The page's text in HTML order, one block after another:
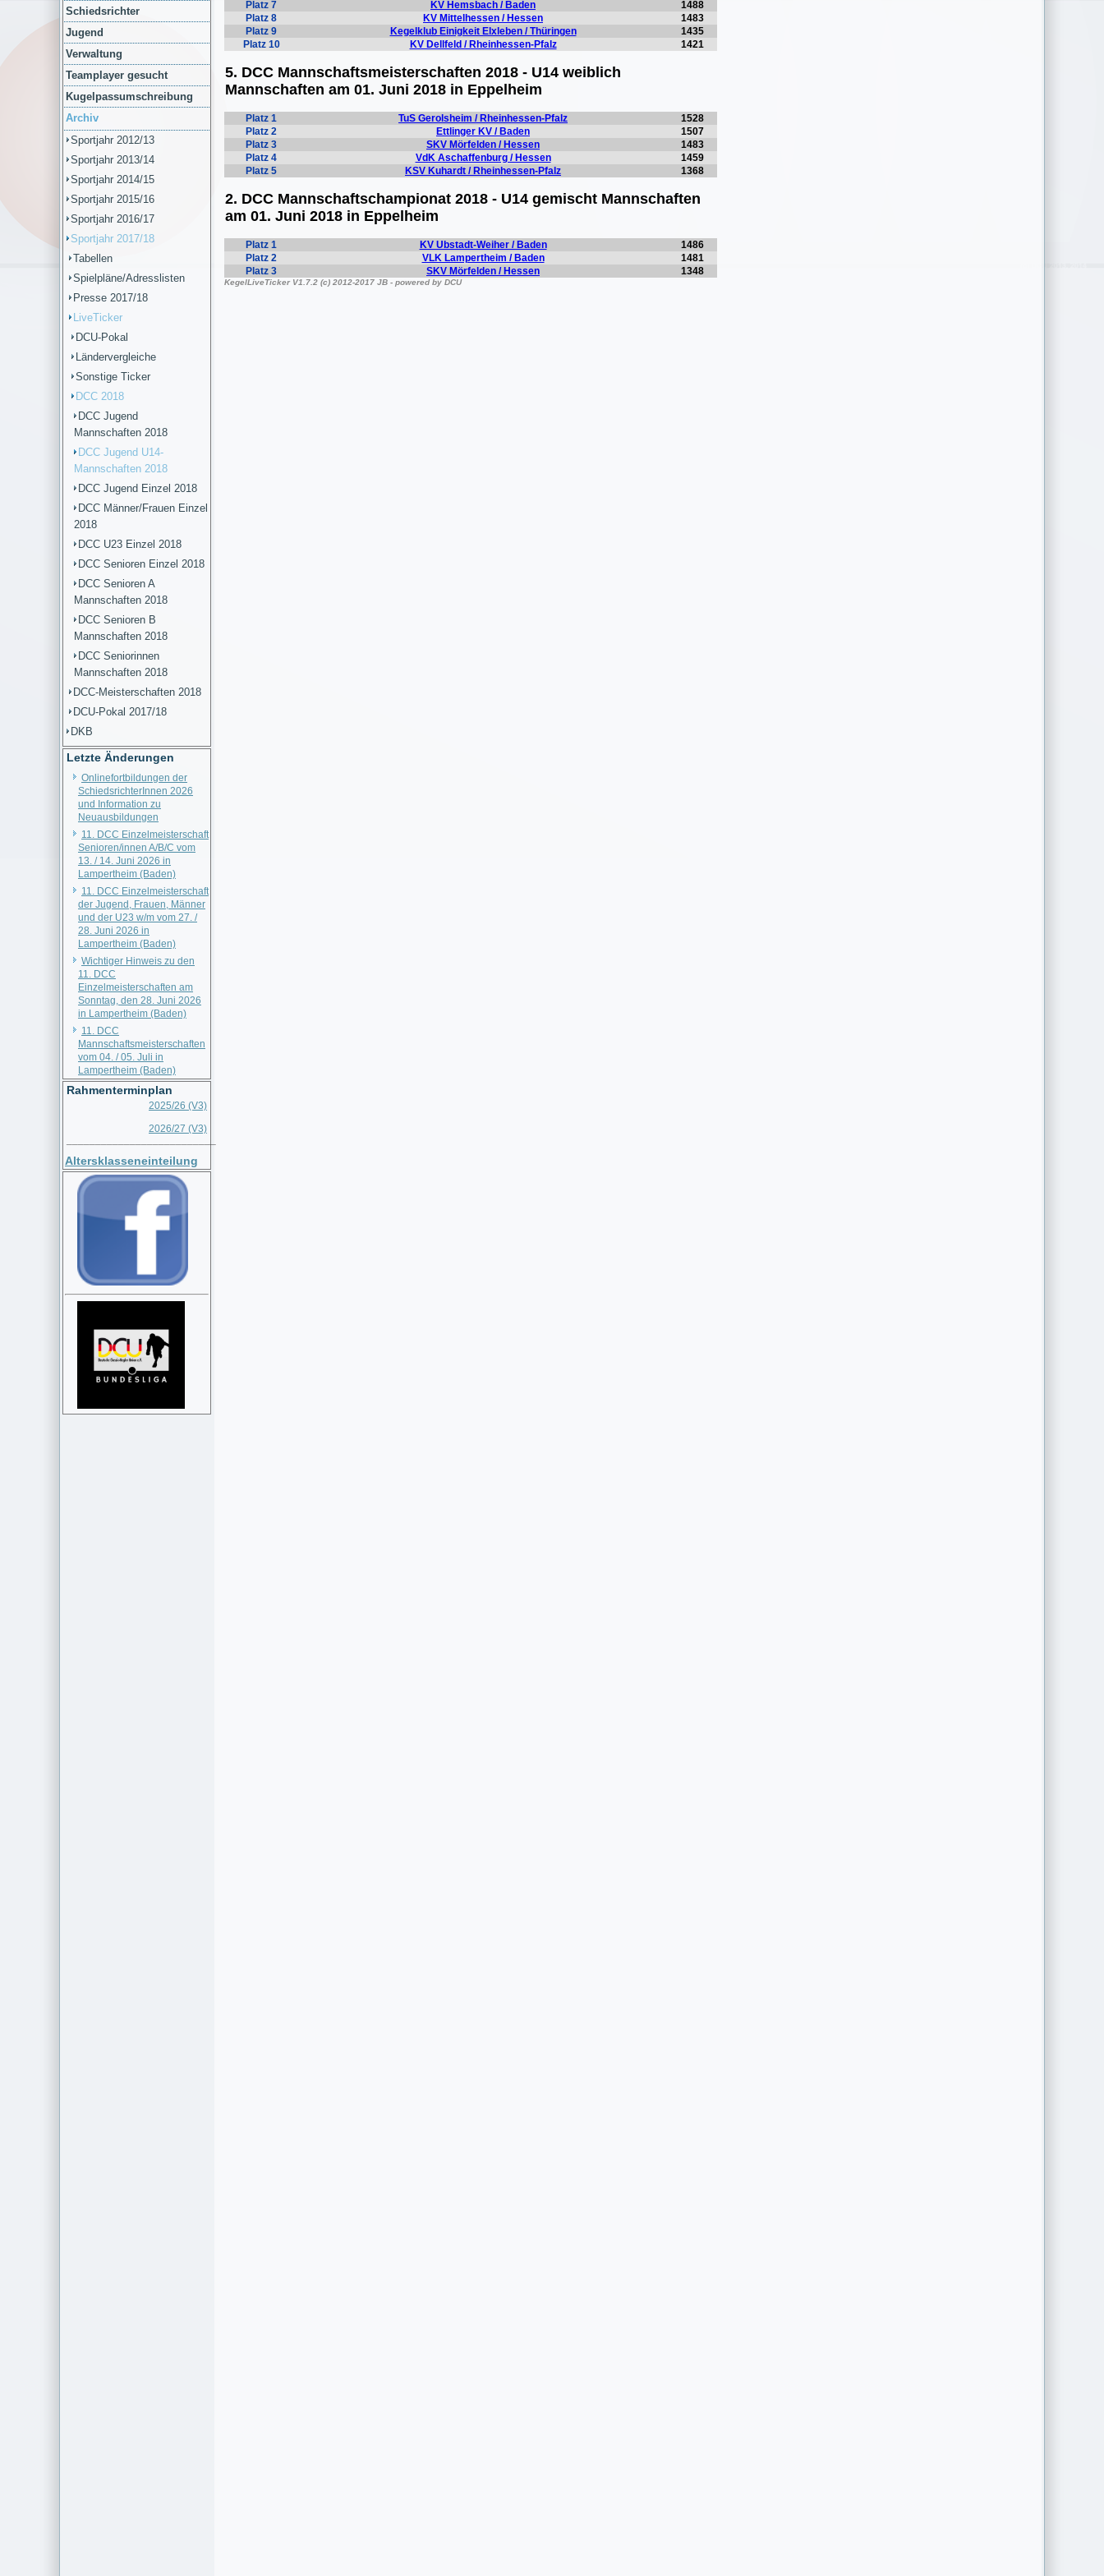
Schiedsrichter
Jugend
Verwaltung
Teamplayer gesucht
Kugelpassumschreibung
Archiv
Sportjahr 2012/13
Sportjahr 2013/14
Sportjahr 2014/15
Sportjahr 2015/16
Sportjahr 2016/17
Sportjahr 2017/18
Tabellen
Spielpläne/Adresslisten
Presse 2017/18
LiveTicker
DCU-Pokal
Ländervergleiche
Sonstige Ticker
DCC 2018
DCC Jugend
Mannschaften 2018
DCC Jugend U14-
Mannschaften 2018
DCC Jugend Einzel 2018
DCC Männer/Frauen Einzel
2018
DCC U23 Einzel 2018
DCC Senioren Einzel 2018
DCC Senioren A
Mannschaften 2018
DCC Senioren B
Mannschaften 2018
DCC Seniorinnen
Mannschaften 2018
DCC-Meisterschaften 2018
DCU-Pokal 2017/18
DKB
Letzte Änderungen
Onlinefortbildungen der
SchiedsrichterInnen 2026
und Information zu
Neuausbildungen
11. DCC Einzelmeisterschaft
Senioren/innen A/B/C vom
13. / 14. Juni 2026 in
Lampertheim (Baden)
11. DCC Einzelmeisterschaft
der Jugend, Frauen, Männer
und der U23 w/m vom 27. /
28. Juni 2026 in
Lampertheim (Baden)
Wichtiger Hinweis zu den
11. DCC
Einzelmeisterschaften am
Sonntag, den 28. Juni 2026
in Lampertheim (Baden)
11. DCC
Mannschaftsmeisterschaften
vom 04. / 05. Juli in
Lampertheim (Baden)
Rahmenterminplan
2025/26 (V3)
2026/27 (V3)
Altersklasseneinteilung